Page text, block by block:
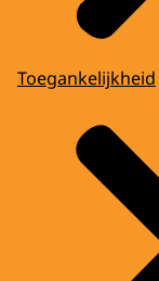
Toegankelijkheid